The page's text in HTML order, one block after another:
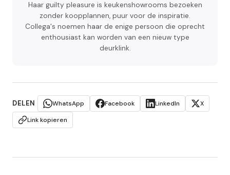
Haar guilty pleasure is keukenshowrooms bezoeken
zonder koopplannen, puur voor de inspiratie.
Collega's noemen haar de enige persoon die oprecht
enthousiast kan worden van een nieuw type
deurklink.
DELEN WhatsApp Facebook LinkedIn
X
Link kopieren